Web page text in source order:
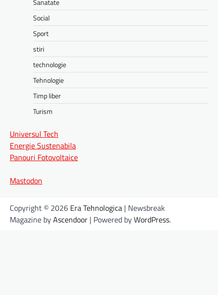
Sanatate
Social
Sport
stiri
technologie
Tehnologie
Timp liber
Turism
Universul Tech
Energie Sustenabila
Panouri Fotovoltaice
Mastodon
Copyright © 2026 Era Tehnologica | Newsbreak
Magazine byAscendoor | Powered byWordPress.